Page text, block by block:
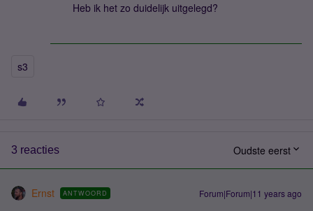
Heb ik het zo duidelijk uitgelegd?
s3
3 reacties Oudste eerst
Ernst ANTWOORD Forum|Forum|11 years ago